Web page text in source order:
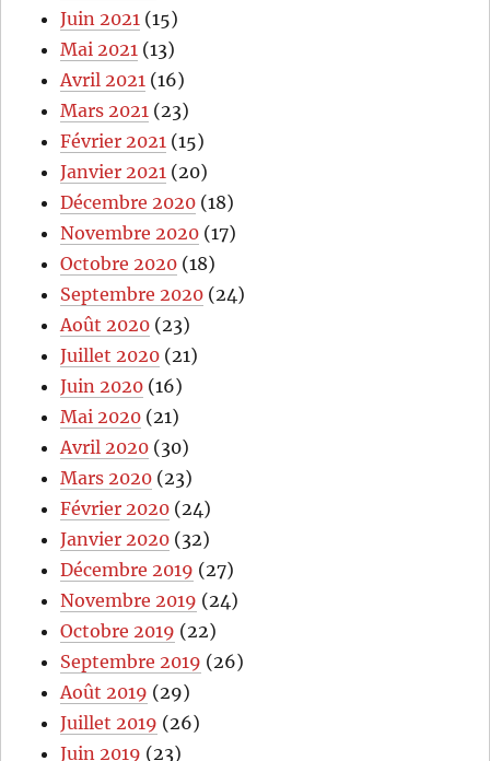
Juin 2021 (15)
Mai 2021 (13)
Avril 2021 (16)
Mars 2021 (23)
Février 2021 (15)
Janvier 2021 (20)
Décembre 2020 (18)
Novembre 2020 (17)
Octobre 2020 (18)
Septembre 2020 (24)
Août 2020 (23)
Juillet 2020 (21)
Juin 2020 (16)
Mai 2020 (21)
Avril 2020 (30)
Mars 2020 (23)
Février 2020 (24)
Janvier 2020 (32)
Décembre 2019 (27)
Novembre 2019 (24)
Octobre 2019 (22)
Septembre 2019 (26)
Août 2019 (29)
Juillet 2019 (26)
Juin 2019 (23)